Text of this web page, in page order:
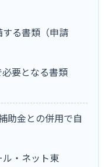
る書類（申請
要となる書類
助金との併用で自
・ネット東